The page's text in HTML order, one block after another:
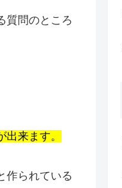
質問のところ
来ます。
作られている